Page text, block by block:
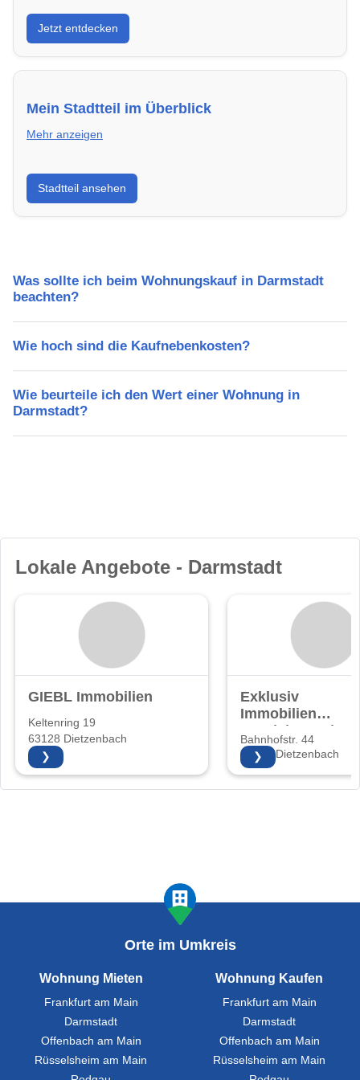
Entdecke Neubauprojekte in Darmstadt – modern,
energieeffizient und sofort bezugsfertig.
Jetzt entdecken
Mein Stadtteil im Überblick
Mehr anzeigen
Erfahre mehr über deinen Stadtteil in Darmstadt:
Lebensqualität, Verkehrsanbindung, Schulen,
Freizeitmöglichkeiten und Mietpreise.
Stadtteil ansehen
Was sollte ich beim Wohnungskauf in Darmstadt
beachten?
Wie hoch sind die Kaufnebenkosten?
Wie beurteile ich den Wert einer Wohnung in
Darmstadt?
Lokale Angebote - Darmstadt
GIEBL Immobilien
Keltenring 19
63128 Dietzenbach
❯
Exklusiv
Immobilien
Vertriebs GmbH
Bahnhofstr. 44
63128 Dietzenbach
❯
Orte im Umkreis
Wohnung Mieten
Frankfurt am Main
Darmstadt
Offenbach am Main
Rüsselsheim am Main
Wohnung Kaufen
Frankfurt am Main
Darmstadt
Offenbach am Main
Rüsselsheim am Main